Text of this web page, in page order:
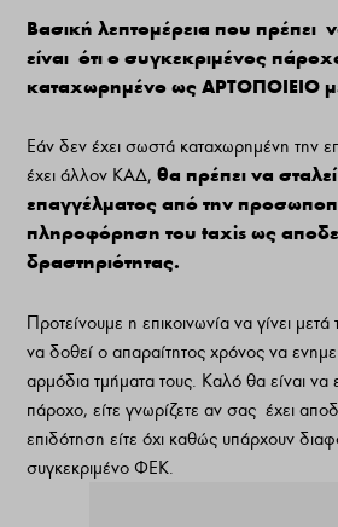
Βασική λεπτομέρεια που πρέπει
είναι ότι ο συγκεκριμένος
καταχωρημένο ως ΑΡΤΟΠΟΙΕΙΟ
Εάν δεν έχει σωστά καταχωρημένη την
έχει άλλον ΚΑΔ,θα πρέπει να
επαγγέλματος από την
πληροφόρηση του taxis ως
δραστηριότητας.
Προτείνουμε η επικοινωνία να γίνει
να δοθεί ο απαραίτητος χρόνος να
αρμόδια τμήματα τους. Καλό θα είναι να
πάροχο, είτε γνωρίζετε αν σας έχει
επιδότηση είτε όχι καθώς υπάρχουν
συγκεκριμένο ΦΕΚ.